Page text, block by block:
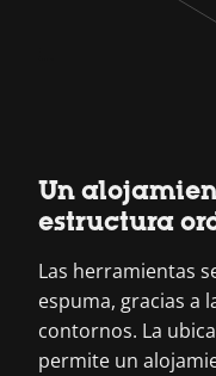
Un
estructura
Las herramientas
espuma, gracias a
contornos. La
permite un